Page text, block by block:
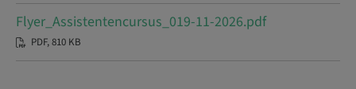
Flyer_Assistentencursus_019-11-2026.pdf
PDF, 810 KB